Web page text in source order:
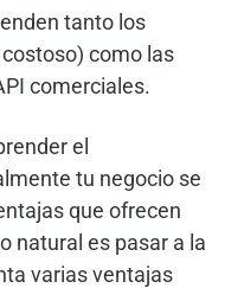
tanto los
como las
comerciales.
el
tu negocio se
que ofrecen
natural es pasar a la
varias ventajas